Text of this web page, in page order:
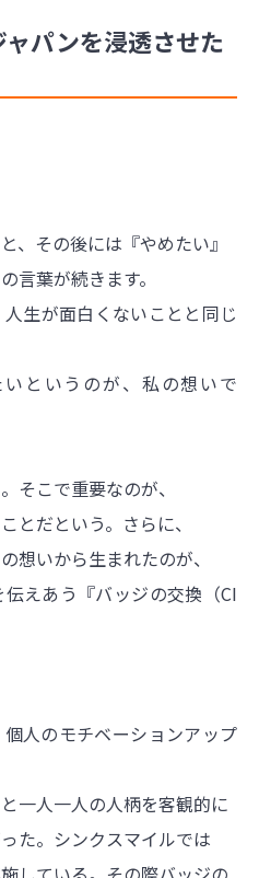
パンを浸透させた
、その後には『やめたい』
言葉が続きます。
生が面白くないことと同じ
というのが、私の想いで
そこで重要なのが、
とだという。さらに、
想いから生まれたのが、
えあう『バッジの交換（CI
人のモチベーションアップ
一人一人の人柄を客観的に
た。シンクスマイルでは